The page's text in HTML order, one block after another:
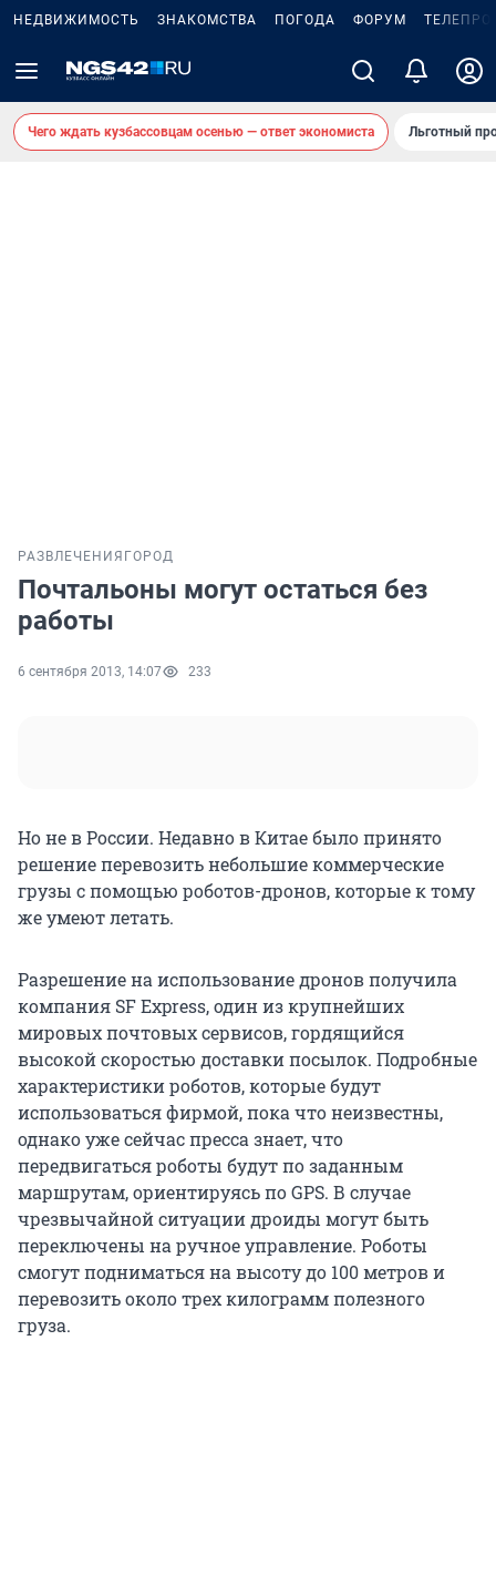
НЕДВИЖИМОСТЬ ЗНАКОМСТВА ПОГОДА ФОРУМ
Чего ждать кузбассовцам осенью — ответ экономиста Льготный
РАЗВЛЕЧЕНИЯ ГОРОД
Почтальоны могут остаться без
работы
6 сентября 2013, 14:07 233
Но не в России. Недавно в Китае было принято
решение перевозить небольшие коммерческие
грузы с помощью роботов-дронов, которые к тому
же умеют летать.
Разрешение на использование дронов получила
компания SF Express, один из крупнейших
мировых почтовых сервисов, гордящийся
высокой скоростью доставки посылок. Подробные
характеристики роботов, которые будут
использоваться фирмой, пока что неизвестны,
однако уже сейчас пресса знает, что
передвигаться роботы будут по заданным
маршрутам, ориентируясь по GPS. В случае
чрезвычайной ситуации дроиды могут быть
переключены на ручное управление. Роботы
смогут подниматься на высоту до 100 метров и
перевозить около трех килограмм полезного
груза.